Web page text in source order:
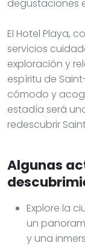
degustaciones
El Hotel Playa,
servicios
exploración y
espíritu de
cómodo y
estadía será
redescubrir
Algunas
Explore la
un
y una